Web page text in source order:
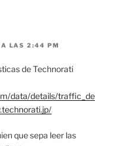
LAS 2:44 PM
de Technorati
data/details/traffic_de
que sepa leer las